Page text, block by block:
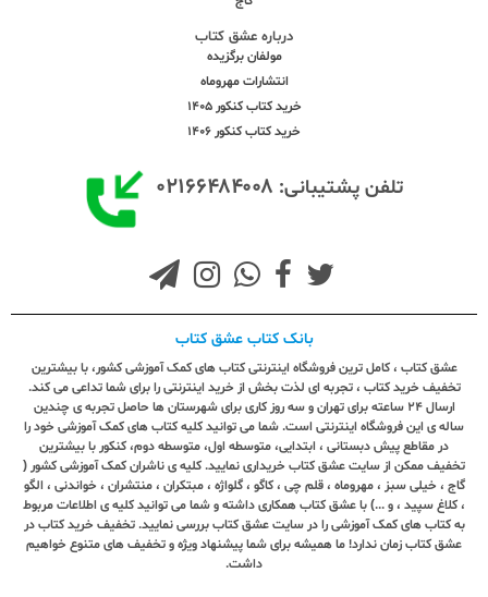
درباره عشق کتاب
مولفان برگزیده
انتشارات مهروماه
خرید کتاب کنکور 1405
خرید کتاب کنکور 1406
تلفن پشتیبانی: ۰۲۱۶۶۴۸۴۰۰۸
بانک کتاب عشق کتاب
عشق کتاب ، کامل ترین فروشگاه اینترنتی کتاب های کمک آموزشی کشور، با بیشترین
تخفیف خرید کتاب ، تجربه ای لذت بخش از خرید اینترنتی را برای شما تداعی می کند.
ارسال ٢٤ ساعته برای تهران و سه روز کاری برای شهرستان ها حاصل تجربه ی چندین
ساله ی این فروشگاه اینترنتی است. شما می توانید کلیه کتاب های کمک آموزشی خود را
در مقاطع پیش دبستانی ، ابتدایی، متوسطه اول، متوسطه دوم، کنکور با بیشترین
تخفیف ممکن از سایت عشق کتاب خریداری نمایید. کلیه ی ناشران کمک آموزشی کشور (
گاج ، خیلی سبز ، مهروماه ، قلم چی ، کاگو ، گلواژه ، مبتکران ، منتشران ، خواندنی ، الگو
، کلاغ سپید ، و ...) با عشق کتاب همکاری داشته و شما می توانید کلیه ی اطلاعات مربوط
به کتاب های کمک آموزشی را در سایت عشق کتاب بررسی نمایید. تخفیف خرید کتاب در
عشق کتاب زمان ندارد! ما همیشه برای شما پیشنهاد ویژه و تخفیف های متنوع خواهیم
داشت.